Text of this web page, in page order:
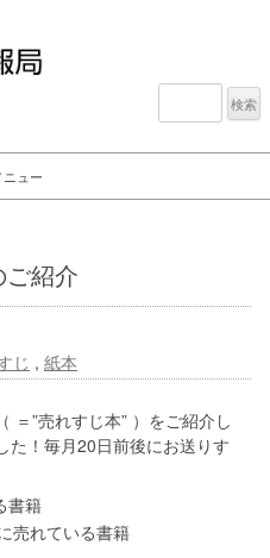
検
ニュー
紹介
じ , 紙本
＝”売れすじ本” ）をご紹介し
た！毎月20日前後にお送りす
書籍
売れている書籍